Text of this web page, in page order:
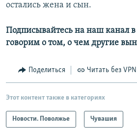
остались жена и сын.
Подписывайтесь на наш канал в
говорим о том, о чем другие
Поделиться Читать без VPN
Этот контент также в категориях
Новости. Поволжье Чувашия